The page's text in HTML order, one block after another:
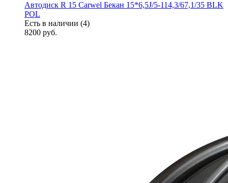
Автодиск R 15 Carwel Бекан 15*6,5J/5-114,3/67,1/35 BLK
POL
Есть в наличии (4)
8200 руб.